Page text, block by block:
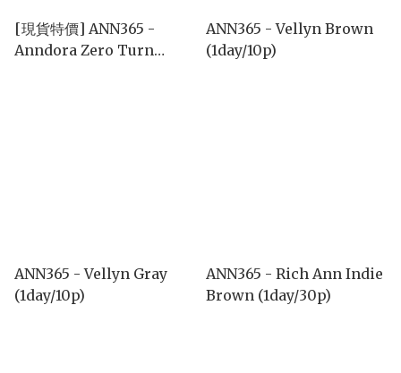
[現貨特價] ANN365 -
Anndora Zero Turn
ANN365 - Vellyn Brown
(1day/10p)
ANN365 - Vellyn Gray
(1day/10p)
ANN365 - Rich Ann Indie
Brown (1day/30p)